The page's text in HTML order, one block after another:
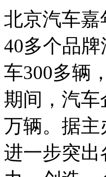
北京汽车嘉
40多个品
车300多辆
期间，汽车
万辆。据主
进一步突